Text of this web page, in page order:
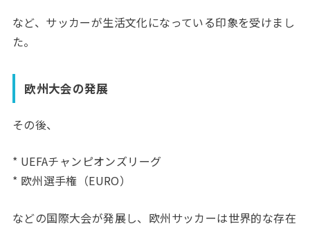
など、サッカーが生活文化になっている印象を受けまし
た。
欧州大会の発展
その後、
* UEFAチャンピオンズリーグ
* 欧州選手権（EURO）
などの国際大会が発展し、欧州サッカーは世界的な存在